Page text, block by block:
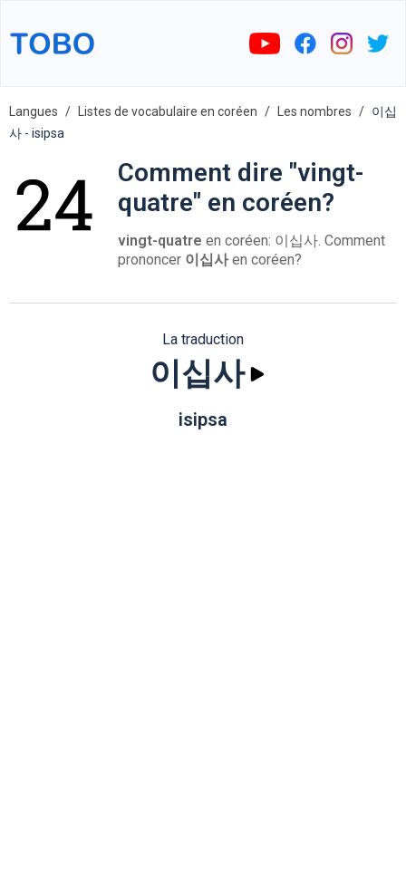
Langues Listes de vocabulaire en coréen Les nombres
이십
사 - isipsa
Comment dire "vingt-
quatre" en coréen?
vingt-quatre en coréen: 이십사. Comment
prononcer 이십사en coréen?
La traduction
이십사
isipsa